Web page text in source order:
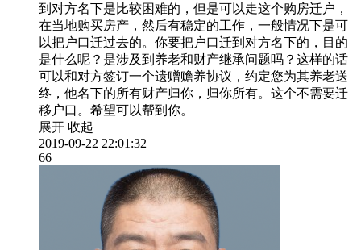
到对方名下是比较困难的，但是可以走这个购房迁户，
在当地购买房产，然后有稳定的工作，一般情况下是可
以把户口迁过去的。你要把户口迁到对方名下的，目的
是什么呢？是涉及到养老和财产继承问题吗？这样的话
可以和对方签订一个遗赠赡养协议，约定您为其养老送
终，他名下的所有财产归你，归你所有。这个不需要迁
移户口。希望可以帮到你。
展开 收起
2019-09-22 22:01:32
66